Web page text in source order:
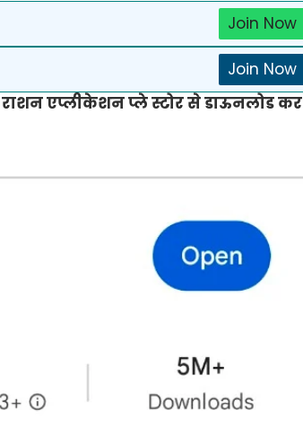
Join Now
Join Now
एप्लीकेशन प्ले स्टोर से डाऊनलोड कर